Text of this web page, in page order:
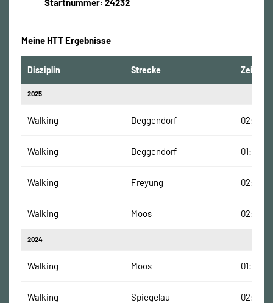
Startnummer: 24232
Meine HTT Ergebnisse
Disziplin Strecke Zeit
2025
Walking Deggendorf
Walking Deggendorf
Walking Freyung
Walking Moos
2024
Walking Moos
Walking Spiegelau